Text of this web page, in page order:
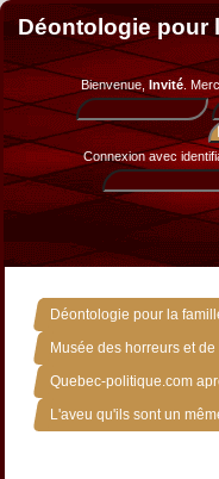
Déontologie pour
Bienvenue, Invité.
Connexion avec
Déontologie pour la
Musée des horreurs et
Quebec-politique.com
L'aveu qu'ils sont un